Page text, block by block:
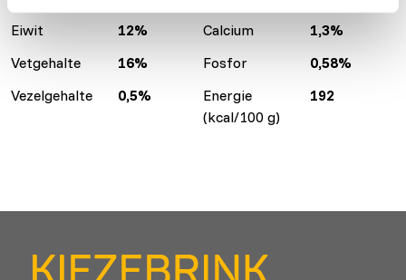
Eiwit
12% Calcium
1,3%
Vetgehalte
16% Fosfor
0,58%
Vezelgehalte
0,5%
Energie
(kcal/100 g)
192